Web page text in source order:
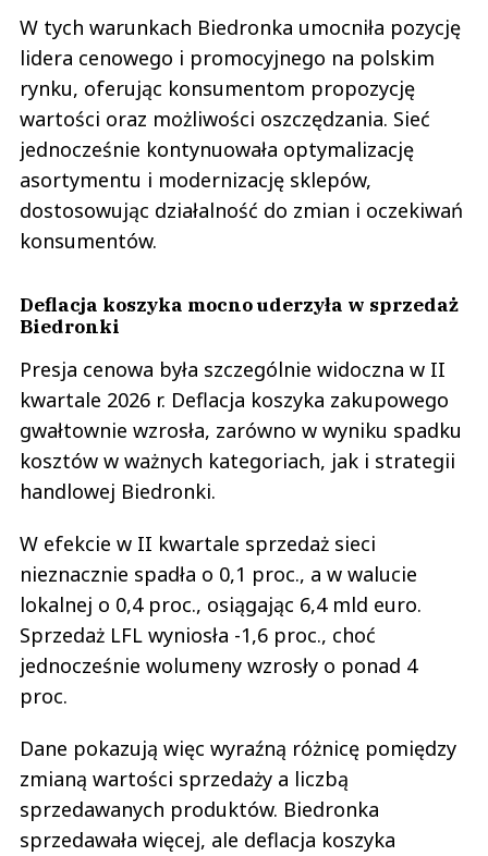
W tych warunkach Biedronka umocniła pozycję
lidera cenowego i promocyjnego na polskim
rynku, oferując konsumentom propozycję
wartości oraz możliwości oszczędzania. Sieć
jednocześnie kontynuowała optymalizację
asortymentu i modernizację sklepów,
dostosowując działalność do zmian i oczekiwań
konsumentów.
Deflacja koszyka mocno uderzyła w sprzedaż
Biedronki
Presja cenowa była szczególnie widoczna w II
kwartale 2026 r. Deflacja koszyka zakupowego
gwałtownie wzrosła, zarówno w wyniku spadku
kosztów w ważnych kategoriach, jak i strategii
handlowej Biedronki.
W efekcie w II kwartale sprzedaż sieci
nieznacznie spadła o 0,1 proc., a w walucie
lokalnej o 0,4 proc., osiągając 6,4 mld euro.
Sprzedaż LFL wyniosła -1,6 proc., choć
jednocześnie wolumeny wzrosły o ponad 4
proc.
Dane pokazują więc wyraźną różnicę pomiędzy
zmianą wartości sprzedaży a liczbą
sprzedawanych produktów. Biedronka
sprzedawała więcej, ale deflacja koszyka